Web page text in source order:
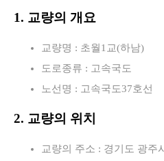
1. 교량의 개요
교량명 : 초월1교(하남)
도로종류 : 고속국도
노선명 : 고속국도37호선
2. 교량의 위치
교량의 주소 : 경기도 광주